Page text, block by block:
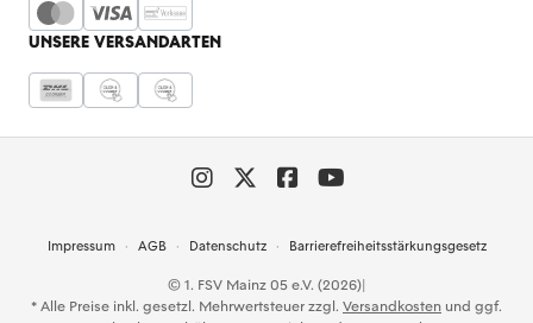
UNSERE VERSANDARTEN
Impressum AGB Datenschutz Barrierefreiheitsstärkungsgesetz
© 1. FSV Mainz 05 e.V. (2026)|
* Alle Preise inkl. gesetzl. Mehrwertsteuer zzgl. Versandkosten und ggf.